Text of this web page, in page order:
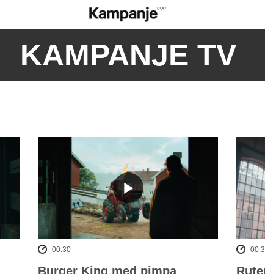
KAMPANJE TV
00:30
Burger King med pimpa